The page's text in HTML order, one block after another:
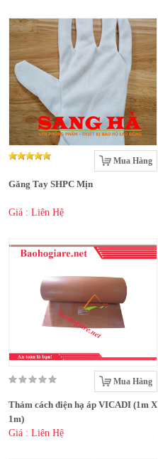
Mua Hàng
Găng Tay SHPC Mịn
Giá : Liên Hệ
Mua Hàng
Thảm cách điện hạ áp VICADI (1m X
1m)
Giá : Liên Hệ